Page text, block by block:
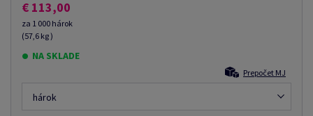
€ 113,00
za 1 000 hárok
(57,6 kg )
NA SKLADE
Prepočet MJ
hárok